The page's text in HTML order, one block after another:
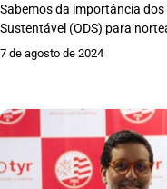
Sabemos da importância
Sustentável (ODS) para
7 de agosto de 2024